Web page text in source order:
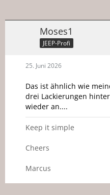
Moses1
JEEP-Profi
25. Juni 2026
Das ist ähnlich wie
drei Lackierungen
wieder an....
Keep it simple
Cheers
Marcus